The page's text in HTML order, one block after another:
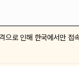
으로 인해 한국에서만 접